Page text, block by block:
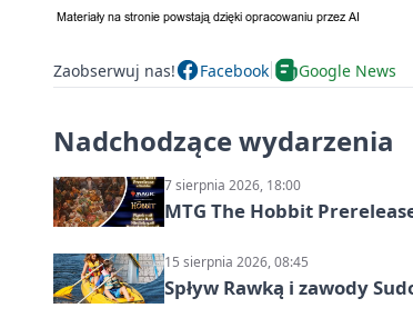
Zaobserwuj nas! Facebook Google News
Nadchodzące wydarzenia
7 sierpnia 2026, 18:00
MTG The Hobbit
15 sierpnia 2026, 08:45
Spływ Rawką i zawody